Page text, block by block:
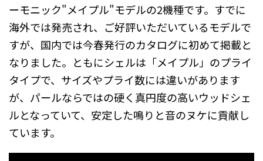
ーモニック"メイプル"モデルの2機種です。すでに
海外では発売され、ご好評いただいているモデルで
すが、国内では今春発行のカタログに初めて掲載と
なりました。ともにシェルは「メイプル」のプライ
タイプで、サイズやプライ数には違いがあります
が、パールならではの硬く真円度の高いウッドシェ
ルとなっていて、安定した鳴りと音のヌケに貢献し
ています。